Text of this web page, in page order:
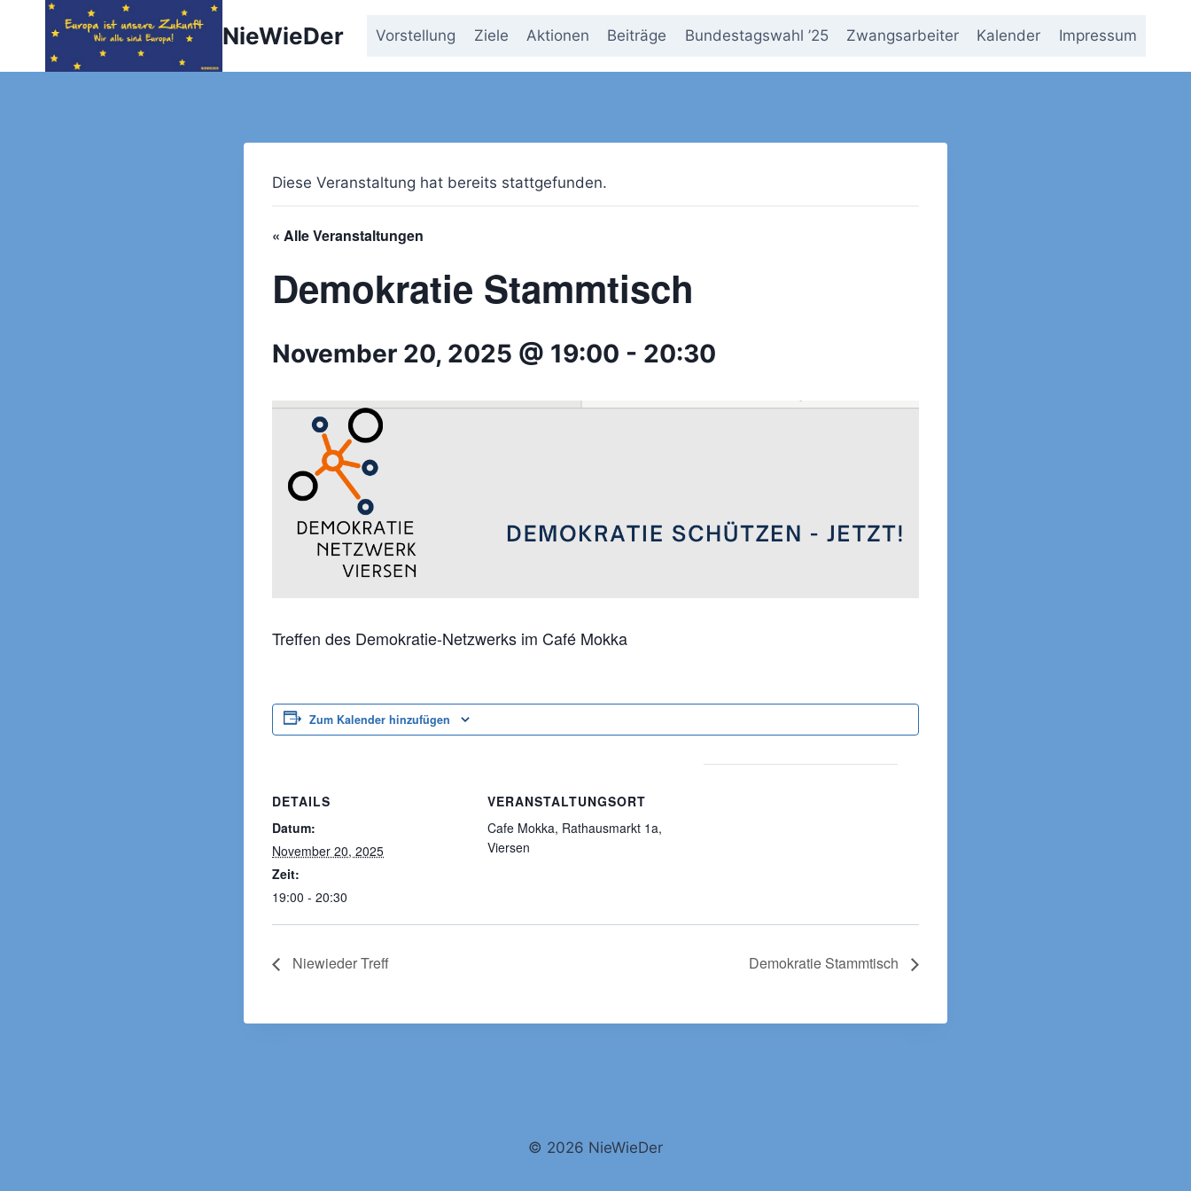
springen
NieWieDer Vorstellung Ziele Aktionen Beiträge Bundestagswahl ’25 Zwangsarbeiter Kalender Impressum
Diese Veranstaltung hat bereits stattgefunden.
« Alle Veranstaltungen
Demokratie Stammtisch
November 20, 2025 @ 19:00 - 20:30
Treffen des Demokratie-Netzwerks im Café Mokka
Zum Kalender hinzufügen
DETAILS
Datum:
November 20, 2025
Zeit:
19:00 - 20:30
VERANSTALTUNGSORT
Cafe Mokka, Rathausmarkt 1a,
Viersen
Niewieder Treff Demokratie Stammtisch
© 2026 NieWieDer